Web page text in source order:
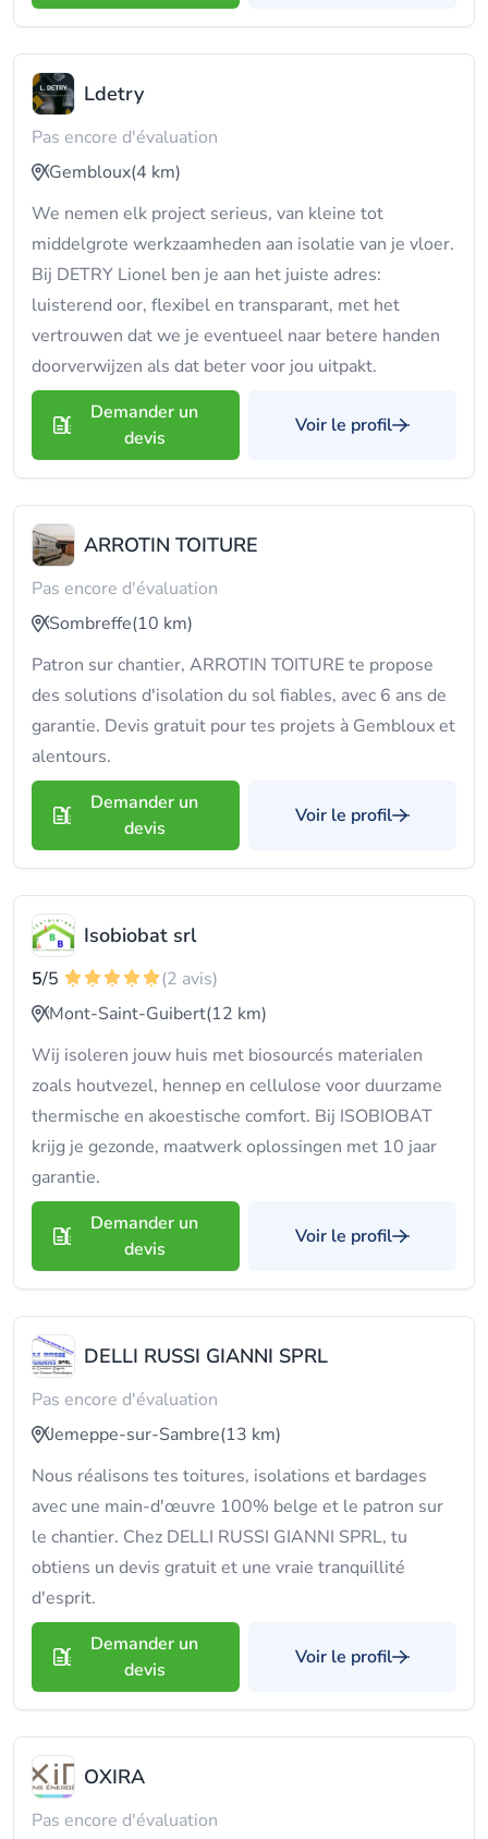
Ldetry
Pas encore d'évaluation
Gembloux(4 km)
We nemen elk project serieus, van kleine tot
middelgrote werkzaamheden aan isolatie van je vloer.
Bij DETRY Lionel ben je aan het juiste adres:
luisterend oor, flexibel en transparant, met het
vertrouwen dat we je eventueel naar betere handen
doorverwijzen als dat beter voor jou uitpakt.
Demander un
devis
Voir le profil
ARROTIN TOITURE
Pas encore d'évaluation
Sombreffe(10 km)
Patron sur chantier, ARROTIN TOITURE te propose
des solutions d'isolation du sol fiables, avec 6 ans de
garantie. Devis gratuit pour tes projets à Gembloux et
alentours.
Demander un
devis
Voir le profil
Isobiobat srl
5/5
(2 avis)
Mont-Saint-Guibert(12 km)
Wij isoleren jouw huis met biosourcés materialen
zoals houtvezel, hennep en cellulose voor duurzame
thermische en akoestische comfort. Bij ISOBIOBAT
krijg je gezonde, maatwerk oplossingen met 10 jaar
garantie.
Demander un
devis
Voir le profil
DELLI RUSSI GIANNI SPRL
Pas encore d'évaluation
Jemeppe-sur-Sambre(13 km)
Nous réalisons tes toitures, isolations et bardages
avec une main-d'œuvre 100% belge et le patron sur
le chantier. Chez DELLI RUSSI GIANNI SPRL, tu
obtiens un devis gratuit et une vraie tranquillité
d'esprit.
Demander un
devis
Voir le profil
OXIRA
Pas encore d'évaluation